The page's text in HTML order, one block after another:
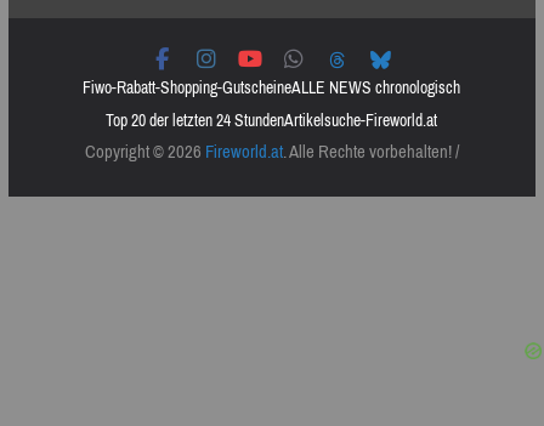
Fiwo-Rabatt-Shopping-GutscheineALLE NEWS chronologisch
Top 20 der letzten 24 StundenArtikelsuche-Fireworld.at
Copyright © 2026Fireworld.at. Alle Rechte vorbehalten! /